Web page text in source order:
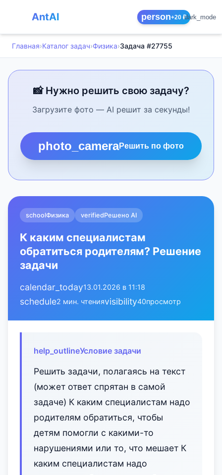
AntAI person+20 ₽dark_mode
Главная›Каталог задач›Физика›Задача #27755
📸 Нужно решить свою задачу?
Загрузите фото — AI решит за секунды!
photo_cameraРешить по фото
schoolФизика verifiedРешено AI
К каким специалистам
обратиться родителям? Решение
задачи
calendar_today13.01.2026 в 11:18
schedule2 мин. чтенияvisibility40просмотр
help_outlineУсловие задачи
Решить задачи, полагаясь на текст
(может ответ спрятан в самой
задаче) К каким специалистам надо
родителям обратиться, чтобы
детям помогли с какими-то
нарушениями или то, что мешает К
каким специалистам надо